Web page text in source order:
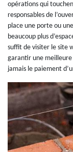
opérations qui
responsables de
place une porte ou
beaucoup plus
suffit de visiter le site
garantir une meilleure
jamais le paiement